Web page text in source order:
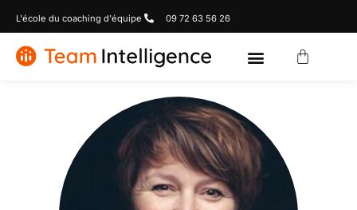
L'école du coaching d'équipe 09 72 63 56 26